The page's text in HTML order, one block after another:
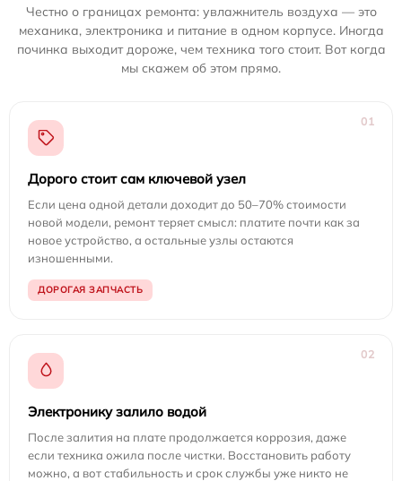
Честно о границах ремонта: увлажнитель воздуха — это
механика, электроника и питание в одном корпусе. Иногда
починка выходит дороже, чем техника того стоит. Вот когда
мы скажем об этом прямо.
01
Дорого стоит сам ключевой узел
Если цена одной детали доходит до 50–70% стоимости
новой модели, ремонт теряет смысл: платите почти как за
новое устройство, а остальные узлы остаются
изношенными.
ДОРОГАЯ ЗАПЧАСТЬ
02
Электронику залило водой
После залития на плате продолжается коррозия, даже
если техника ожила после чистки. Восстановить работу
можно, а вот стабильность и срок службы уже никто не